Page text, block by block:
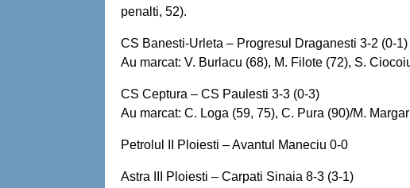
penalti, 52).
CS Banesti-Urleta – Progresul Draganesti 3-2 (0-1)
Au marcat: V. Burlacu (68), M. Filote (72), S.
CS Ceptura – CS Paulesti 3-3 (0-3)
Au marcat: C. Loga (59, 75), C. Pura (90)/M.
Petrolul II Ploiesti – Avantul Maneciu 0-0
Astra III Ploiesti – Carpati Sinaia 8-3 (3-1)